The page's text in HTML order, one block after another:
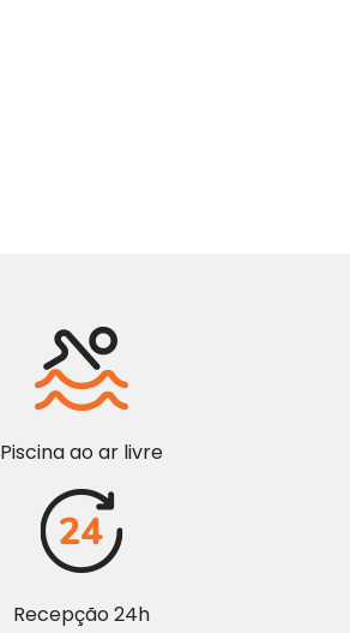
Piscina ao ar livre
Recepção 24h